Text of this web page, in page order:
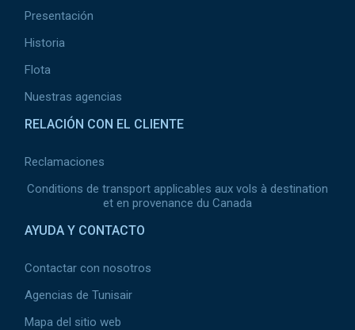
Presentación
Historia
Flota
Nuestras agencias
RELACIÓN CON EL CLIENTE
Reclamaciones
Conditions de transport applicables aux vols à destination
et en provenance du Canada
AYUDA Y CONTACTO
Contactar con nosotros
Agencias de Tunisair
Mapa del sitio web